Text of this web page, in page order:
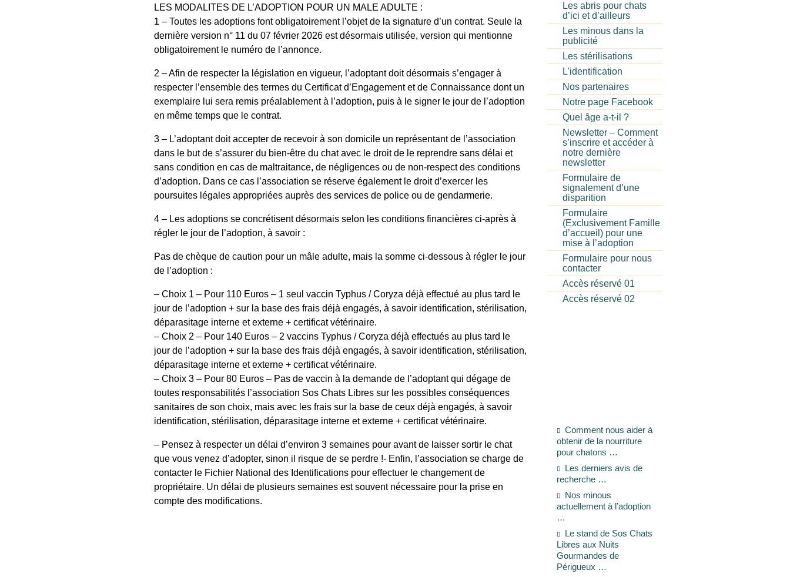
LES MODALITES DE L’ADOPTION POUR UN MALE ADULTE :
1 – Toutes les adoptions font obligatoirement l’objet de la signature d’un contrat. Seule la
dernière version n° 11 du 07 février 2026 est désormais utilisée, version qui mentionne
obligatoirement le numéro de l’annonce.
2 – Afin de respecter la législation en vigueur, l’adoptant doit désormais s’engager à
respecter l’ensemble des termes du Certificat d’Engagement et de Connaissance dont un
exemplaire lui sera remis préalablement à l’adoption, puis à le signer le jour de l’adoption
en même temps que le contrat.
3 – L’adoptant doit accepter de recevoir à son domicile un représentant de l’association
dans le but de s’assurer du bien-être du chat avec le droit de le reprendre sans délai et
sans condition en cas de maltraitance, de négligences ou de non-respect des conditions
d’adoption. Dans ce cas l’association se réserve également le droit d’exercer les
poursuites légales appropriées auprès des services de police ou de gendarmerie.
4 – Les adoptions se concrétisent désormais selon les conditions financières ci-après à
régler le jour de l’adoption, à savoir :
Pas de chèque de caution pour un mâle adulte, mais la somme ci-dessous à régler le jour
de l’adoption :
– Choix 1 – Pour 110 Euros – 1 seul vaccin Typhus / Coryza déjà effectué au plus tard le
jour de l’adoption + sur la base des frais déjà engagés, à savoir identification, stérilisation,
déparasitage interne et externe + certificat vétérinaire.
– Choix 2 – Pour 140 Euros – 2 vaccins Typhus / Coryza déjà effectués au plus tard le
jour de l’adoption + sur la base des frais déjà engagés, à savoir identification, stérilisation,
déparasitage interne et externe + certificat vétérinaire.
– Choix 3 – Pour 80 Euros – Pas de vaccin à la demande de l’adoptant qui dégage de
toutes responsabilités l’association Sos Chats Libres sur les possibles conséquences
sanitaires de son choix, mais avec les frais sur la base de ceux déjà engagés, à savoir
identification, stérilisation, déparasitage interne et externe + certificat vétérinaire.
– Pensez à respecter un délai d’environ 3 semaines pour avant de laisser sortir le chat
que vous venez d’adopter, sinon il risque de se perdre !- Enfin, l’association se charge de
contacter le Fichier National des Identifications pour effectuer le changement de
propriétaire. Un délai de plusieurs semaines est souvent nécessaire pour la prise en
compte des modifications.
Les abris pour chats
d’ici et d’ailleurs
Les minous dans la
publicité
Les stérilisations
L’identification
Nos partenaires
Notre page Facebook
Quel âge a-t-il ?
Newsletter – Comment
s’inscrire et accéder à
notre dernière
newsletter
Formulaire de
signalement d’une
disparition
Formulaire
(Exclusivement Famille
d’accueil) pour une
mise à l’adoption
Formulaire pour nous
contacter
Accès réservé 01
Accès réservé 02
Comment nous aider à
obtenir de la nourriture
pour chatons …
Les derniers avis de
recherche …
Nos minous
actuellement à l’adoption
…
Le stand de Sos Chats
Libres aux Nuits
Gourmandes de
Périgueux …